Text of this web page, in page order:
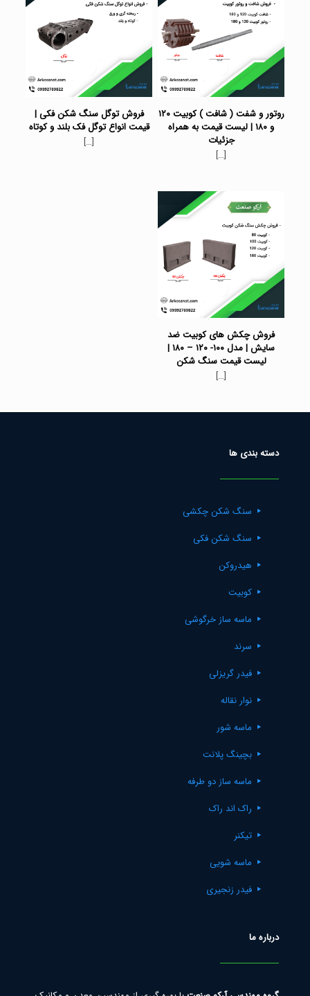
روتور و شفت ( شافت ) کوبیت ۱۲۰
و ۱۸۰ | لیست قیمت به همراه
جزئیات
[…]
فروش توگل سنگ شکن فکی |
قیمت انواع توگل فک بلند و کوتاه
[…]
فروش چکش های کوبیت ضد
سایش | مدل ۱۰۰- ۱۲۰ – ۱۸۰ |
لیست قیمت سنگ شکن
[…]
دسته بندی ها
سنگ شکن چکشی
سنگ شکن فکی
هیدروکن
کوبیت
ماسه ساز خرگوشی
سرند
فیدر گریزلی
نوار نقاله
ماسه شور
بچینگ پلانت
ماسه ساز دو طرفه
راک اند راک
تیکنر
ماسه شویی
فیدر زنجیری
درباره ما